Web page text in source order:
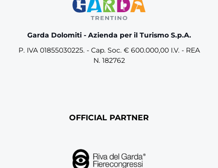
Garda Dolomiti - Azienda per il Turismo S.p.A.
P. IVA 01855030225. - Cap. Soc. € 600.000,00 I.V. - REA
N. 182762
OFFICIAL PARTNER